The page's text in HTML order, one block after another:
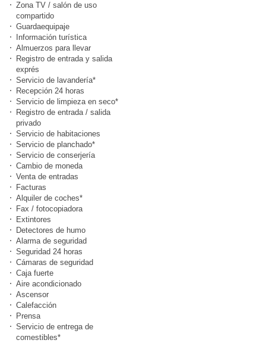
Zona TV / salón de uso
compartido
Guardaequipaje
Información turística
Almuerzos para llevar
Registro de entrada y salida
exprés
Servicio de lavandería*
Recepción 24 horas
Servicio de limpieza en seco*
Registro de entrada / salida
privado
Servicio de habitaciones
Servicio de planchado*
Servicio de conserjería
Cambio de moneda
Venta de entradas
Facturas
Alquiler de coches*
Fax / fotocopiadora
Extintores
Detectores de humo
Alarma de seguridad
Seguridad 24 horas
Cámaras de seguridad
Caja fuerte
Aire acondicionado
Ascensor
Calefacción
Prensa
Servicio de entrega de
comestibles*